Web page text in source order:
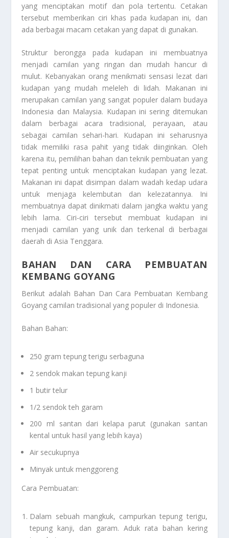
yang menciptakan motif dan pola tertentu. Cetakan
tersebut memberikan ciri khas pada kudapan ini, dan
ada berbagai macam cetakan yang dapat di gunakan.
Struktur berongga pada kudapan ini membuatnya
menjadi camilan yang ringan dan mudah hancur di
mulut. Kebanyakan orang menikmati sensasi lezat dari
kudapan yang mudah meleleh di lidah. Makanan ini
merupakan camilan yang sangat populer dalam budaya
Indonesia dan Malaysia. Kudapan ini sering ditemukan
dalam berbagai acara tradisional, perayaan, atau
sebagai camilan sehari-hari. Kudapan ini seharusnya
tidak memiliki rasa pahit yang tidak diinginkan. Oleh
karena itu, pemilihan bahan dan teknik pembuatan yang
tepat penting untuk menciptakan kudapan yang lezat.
Makanan ini dapat disimpan dalam wadah kedap udara
untuk menjaga kelembutan dan kelezatannya. Ini
membuatnya dapat dinikmati dalam jangka waktu yang
lebih lama. Ciri-ciri tersebut membuat kudapan ini
menjadi camilan yang unik dan terkenal di berbagai
daerah di Asia Tenggara.
BAHAN DAN CARA PEMBUATAN
KEMBANG GOYANG
Berikut adalah Bahan Dan Cara Pembuatan Kembang
Goyang camilan tradisional yang populer di Indonesia.
Bahan Bahan:
250 gram tepung terigu serbaguna
2 sendok makan tepung kanji
1 butir telur
1/2 sendok teh garam
200 ml santan dari kelapa parut (gunakan santan
kental untuk hasil yang lebih kaya)
Air secukupnya
Minyak untuk menggoreng
Cara Pembuatan:
Dalam sebuah mangkuk, campurkan tepung terigu,
tepung kanji, dan garam. Aduk rata bahan kering